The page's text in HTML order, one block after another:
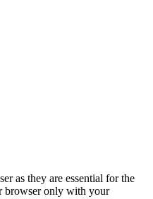
as they are essential for the
browser only with your